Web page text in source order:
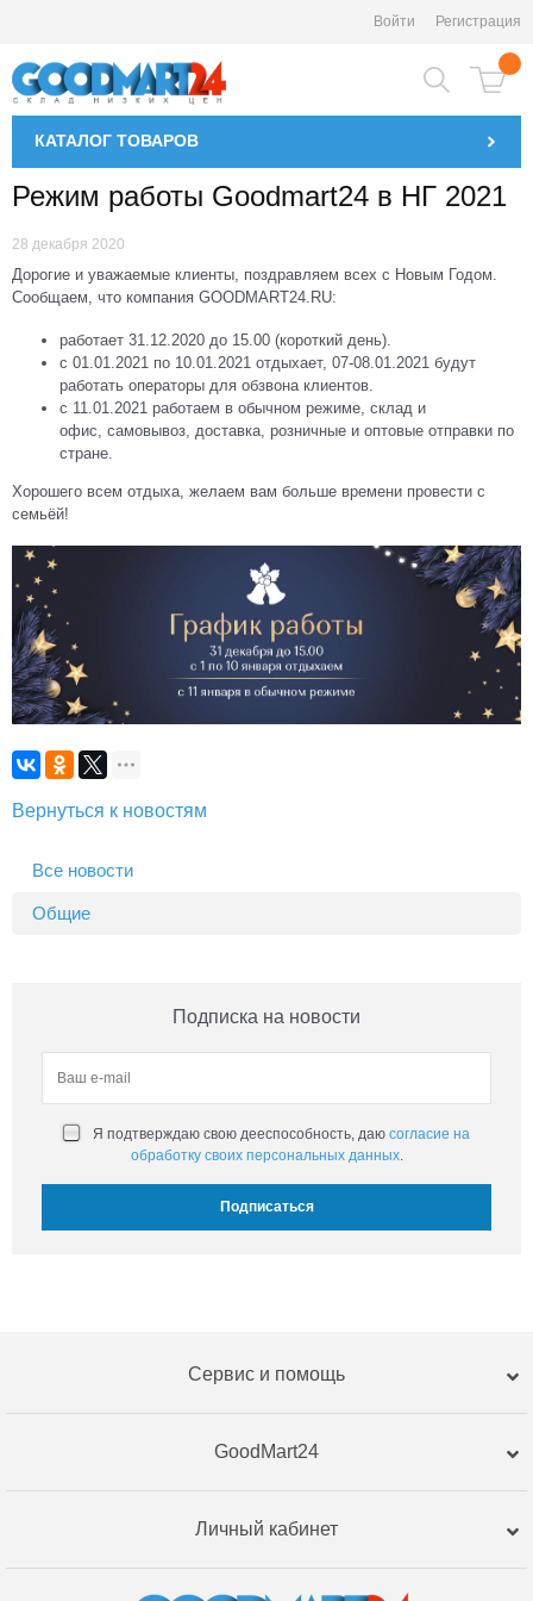
Войти Регистрация
КАТАЛОГ ТОВАРОВ
Режим работы Goodmart24 в НГ 2021
28 декабря 2020
Дорогие и уважаемые клиенты, поздравляем всех с Новым Годом.
Сообщаем, что компания GOODMART24.RU:
работает 31.12.2020 до 15.00 (короткий день).
с 01.01.2021 по 10.01.2021 отдыхает, 07-08.01.2021 будут
работать операторы для обзвона клиентов.
с 11.01.2021 работаем в обычном режиме, склад и
офис, самовывоз, доставка, розничные и оптовые отправки по
стране.
Хорошего всем отдыха, желаем вам больше времени провести с
семьёй!
Вернуться к новостям
Все новости
Общие
Подписка на новости
Я подтверждаю свою дееспособность, даю согласие на
обработку своих персональных данных.
Сервис и помощь
GoodMart24
Личный кабинет